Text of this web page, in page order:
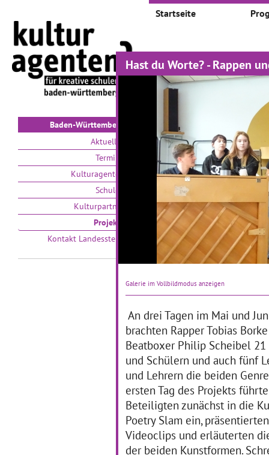
Hast du Worte? - Rappen
Galerie im Vollbildmodus anzeigen
An drei Tagen im Mai und
brachten Rapper Tobias
Beatboxer Philip Scheibel
und Schülern und auch fünf
und Lehrern die beiden
ersten Tag des Projekts
Beteiligten zunächst in die
Poetry Slam ein,
Videoclips und erläuterten
der beiden Kunstformen.
Baden-Württemberg
Aktuelles
Termine
Kulturagenten
Schulen
Kulturpartner
Projekte
Kontakt Landesstelle
Startseite
Projekte
Zeitsprünge - Klassik
trifft auf Moderne
01.03.2017–31.05.2017
Literatur nicht verstaubt und
müssen, erfuhren die
Schülerinnen und Schüler
der Waldschule in
Mannheim.… mehr
Grundschüler als
"Kulturdetektive"
01.02.2017–28.02.2017